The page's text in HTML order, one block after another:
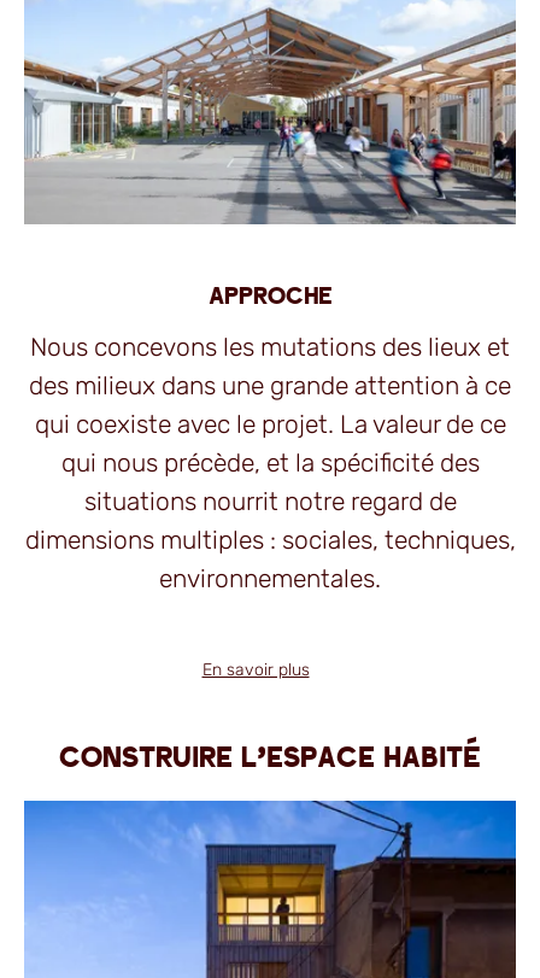
APPROCHE
Nous concevons les mutations des lieux et
des milieux dans une grande attention à ce
qui coexiste avec le projet. La valeur de ce
qui nous précède, et la spécificité des
situations nourrit notre regard de
dimensions multiples : sociales, techniques,
environnementales.
En savoir plus
Construire l'espace habité